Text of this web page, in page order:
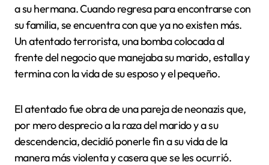
a su hermana. Cuando regresa para encontrarse con
su familia, se encuentra con que ya no existen más.
Un atentado terrorista, una bomba colocada al
frente del negocio que manejaba su marido, estalla y
termina con la vida de su esposo y el pequeño.
El atentado fue obra de una pareja de neonazis que,
por mero desprecio a la raza del marido y a su
descendencia, decidió ponerle fin a su vida de la
manera más violenta y casera que se les ocurrió.